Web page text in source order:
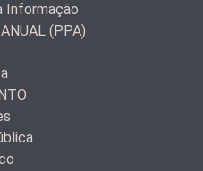
Informação
(PPA)